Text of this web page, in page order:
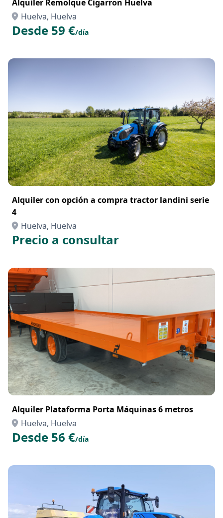
Alquiler Remolque Cigarron Huelva
Huelva, Huelva
Desde 59 €/día
Alquiler con opción a compra tractor landini serie
4
Huelva, Huelva
Precio a consultar
Alquiler Plataforma Porta Máquinas 6 metros
Huelva, Huelva
Desde 56 €/día